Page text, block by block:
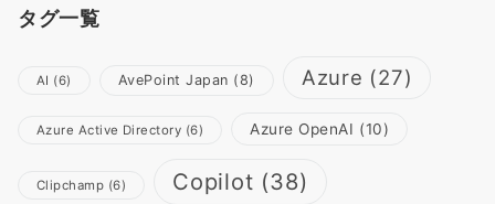
タグ一覧
AI (6) AvePoint Japan (8) Azure (27)
Azure Active Directory (6) Azure OpenAI (10)
Clipchamp (6) Copilot (38)